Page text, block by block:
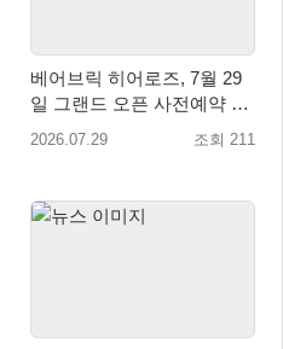
베어브릭 히어로즈, 7월 29
일 그랜드 오픈 사전예약 시
작… 8월 말 오픈 예정
2026.07.29 조회 211